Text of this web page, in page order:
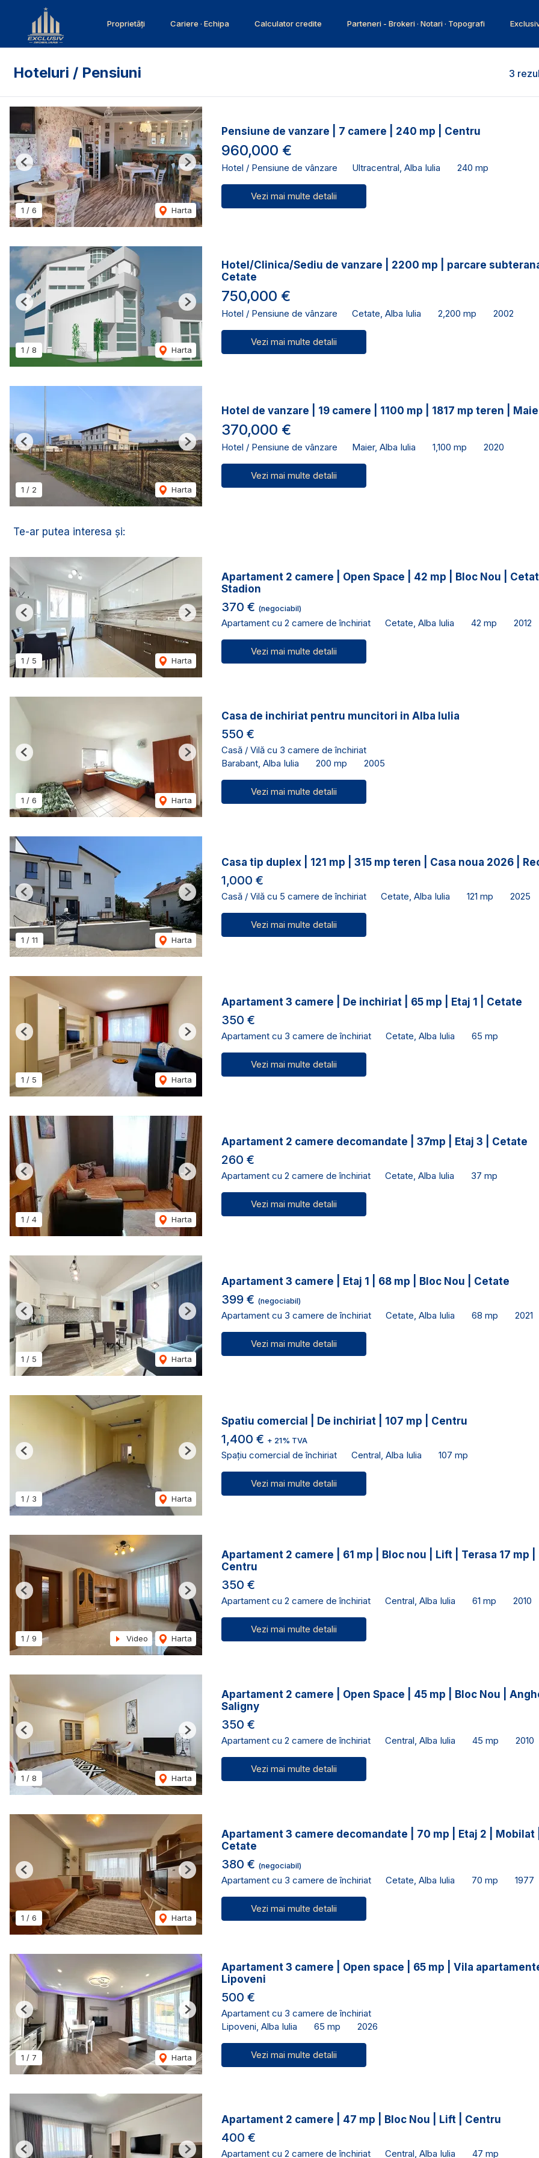
Proprietăți Cariere · Echipa Calculator credite Parteneri - Brokeri · Notari · Topografi
3
Hoteluri / Pensiuni
1 / 6 Harta
Previous Next
Pensiune de vanzare | 7 camere | 240 mp | Centru
960,000 €
Hotel / Pensiune de vânzare Ultracentral, Alba Iulia 240 mp
Vezi mai multe detalii
1 / 8 Harta
Previous Next
Hotel/Clinica/Sediu de vanzare | 2200 mp | parcare
Cetate
750,000 €
Hotel / Pensiune de vânzare Cetate, Alba Iulia 2,200 mp 2002
Vezi mai multe detalii
1 / 2 Harta
Previous Next
Hotel de vanzare | 19 camere | 1100 mp | 1817 mp teren |
370,000 €
Hotel / Pensiune de vânzare Maier, Alba Iulia 1,100 mp 2020
Vezi mai multe detalii
Te-ar putea interesa și:
1 / 5 Harta
Previous Next
Apartament 2 camere | Open Space | 42 mp | Bloc Nou |
Stadion
370 € (negociabil)
Apartament cu 2 camere de închiriat Cetate, Alba Iulia 42 mp 2012
Vezi mai multe detalii
1 / 6 Harta
Previous Next
Casa de inchiriat pentru muncitori in Alba Iulia
550 €
Casă / Vilă cu 3 camere de închiriat
Barabant, Alba Iulia
200 mp 2005
Vezi mai multe detalii
1 / 11 Harta
Previous Next
Casa tip duplex | 121 mp | 315 mp teren | Casa noua 2026 |
1,000 €
Casă / Vilă cu 5 camere de închiriat Cetate, Alba Iulia 121 mp 2025
Vezi mai multe detalii
1 / 5 Harta
Previous Next
Apartament 3 camere | De inchiriat | 65 mp | Etaj 1 | Cetate
350 €
Apartament cu 3 camere de închiriat Cetate, Alba Iulia 65 mp
Vezi mai multe detalii
1 / 4 Harta
Previous Next
Apartament 2 camere decomandate | 37mp | Etaj 3 | Cetate
260 €
Apartament cu 2 camere de închiriat Cetate, Alba Iulia 37 mp
Vezi mai multe detalii
1 / 5 Harta
Previous Next
Apartament 3 camere | Etaj 1 | 68 mp | Bloc Nou | Cetate
399 € (negociabil)
Apartament cu 3 camere de închiriat Cetate, Alba Iulia 68 mp 2021
Vezi mai multe detalii
1 / 3 Harta
Previous Next
Spatiu comercial | De inchiriat | 107 mp | Centru
1,400 € + 21% TVA
Spațiu comercial de închiriat Central, Alba Iulia 107 mp
Vezi mai multe detalii
1 / 9 Video Harta
Previous Next
Apartament 2 camere | 61 mp | Bloc nou | Lift | Terasa 17 mp |
Centru
350 €
Apartament cu 2 camere de închiriat Central, Alba Iulia 61 mp 2010
Vezi mai multe detalii
1 / 8 Harta
Previous Next
Apartament 2 camere | Open Space | 45 mp | Bloc Nou |
Saligny
350 €
Apartament cu 2 camere de închiriat Central, Alba Iulia 45 mp 2010
Vezi mai multe detalii
1 / 6 Harta
Previous Next
Apartament 3 camere decomandate | 70 mp | Etaj 2 | Mobilat
Cetate
380 € (negociabil)
Apartament cu 3 camere de închiriat Cetate, Alba Iulia 70 mp 1977
Vezi mai multe detalii
1 / 7 Harta
Previous Next
Apartament 3 camere | Open space | 65 mp | Vila
Lipoveni
500 €
Apartament cu 3 camere de închiriat
Lipoveni, Alba Iulia
65 mp 2026
Vezi mai multe detalii
Previous Next
Apartament 2 camere | 47 mp | Bloc Nou | Lift | Centru
400 €
Apartament cu 2 camere de închiriat Central, Alba Iulia 47 mp